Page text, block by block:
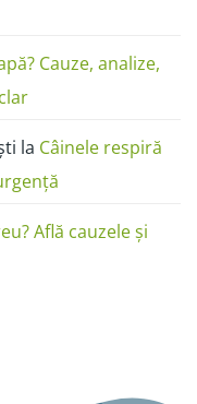
Cauze, analize,
la Câinele respiră
Află cauzele și